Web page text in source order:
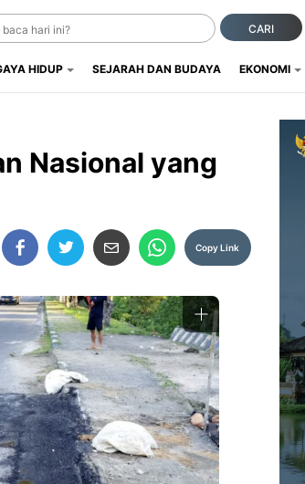
CARI
HIDUP SEJARAH DAN BUDAYA EKONOMI
Nasional yang
Copy Link